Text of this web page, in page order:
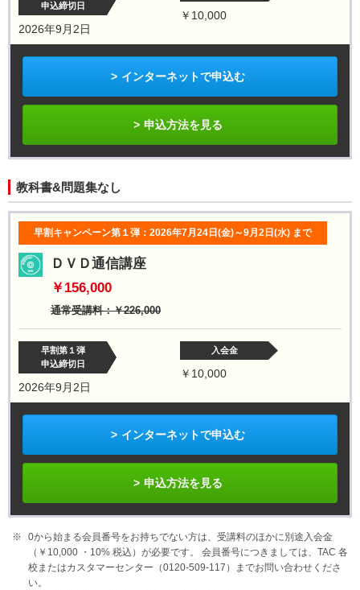
申込締切日
2026年9月2日
￥10,000
インターネットで申込む
申込方法を見る
教科書&問題集なし
早割キャンペーン第１弾：2026年7月24日(金)～9月2日(水) まで
ＤＶＤ通信講座
￥156,000
通常受講料：￥226,000
早割第１弾
申込締切日
2026年9月2日
入会金
￥10,000
インターネットで申込む
申込方法を見る
0から始まる会員番号をお持ちでない方は、受講料のほかに別途入会金
（￥10,000 ・ 10% 税込）が必要です。 会員番号につきましては、TAC 各
校またはカスタマーセンター（0120-509-117）までお問い合わせくださ
い。